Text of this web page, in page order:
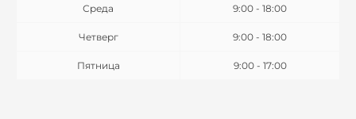
Среда 9:00 - 18:00
Четверг 9:00 - 18:00
Пятница 9:00 - 17:00